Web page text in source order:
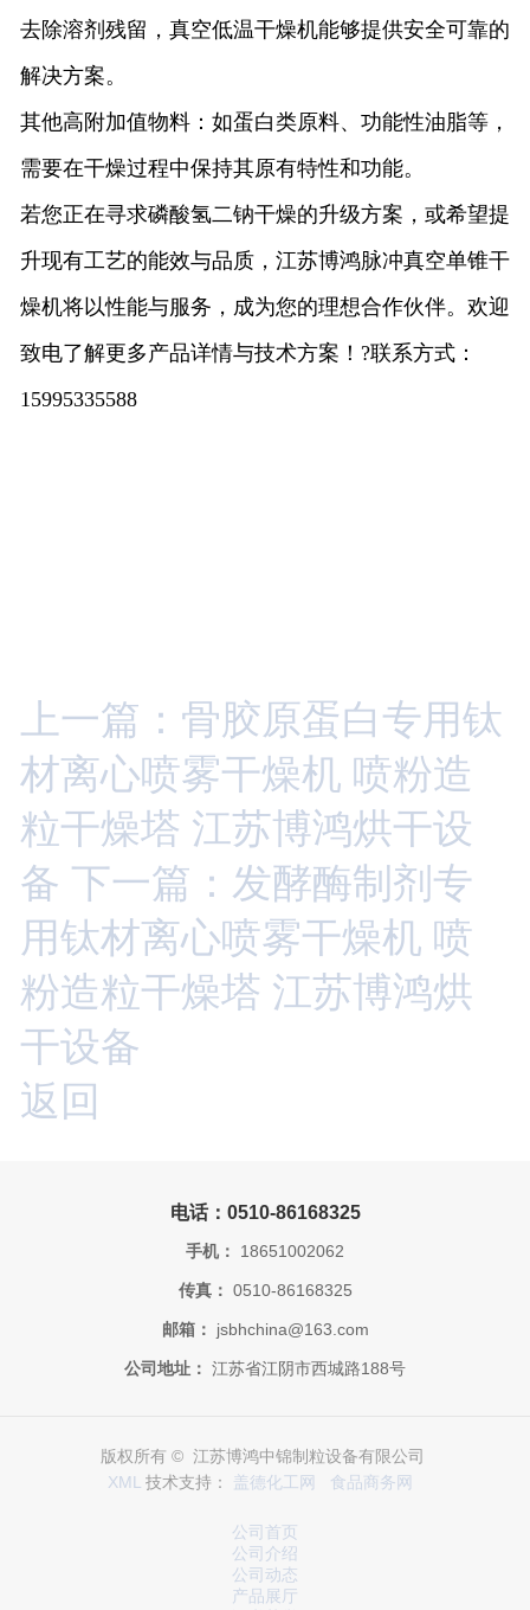
去除溶剂残留，真空低温干燥机能够提供安全可靠的
解决方案。
其他高附加值物料：如蛋白类原料、功能性油脂等，
需要在干燥过程中保持其原有特性和功能。
若您正在寻求磷酸氢二钠干燥的升级方案，或希望提
升现有工艺的能效与品质，江苏博鸿脉冲真空单锥干
燥机将以性能与服务，成为您的理想合作伙伴。欢迎
致电了解更多产品详情与技术方案！ ?联系方式：
15995335588
上一篇：骨胶原蛋白专用钛
材离心喷雾干燥机 喷粉造
粒干燥塔 江苏博鸿烘干设
备 下一篇：发酵酶制剂专
用钛材离心喷雾干燥机 喷
粉造粒干燥塔 江苏博鸿烘
干设备
返回
电话：0510-86168325
手机： 18651002062
传真： 0510-86168325
邮箱： jsbhchina@163.com
公司地址： 江苏省江阴市西城路188号
版权所有 © 江苏博鸿中锦制粒设备有限公司
XML 技术支持： 盖德化工网 食品商务网
公司首页
公司介绍
公司动态
产品展厅